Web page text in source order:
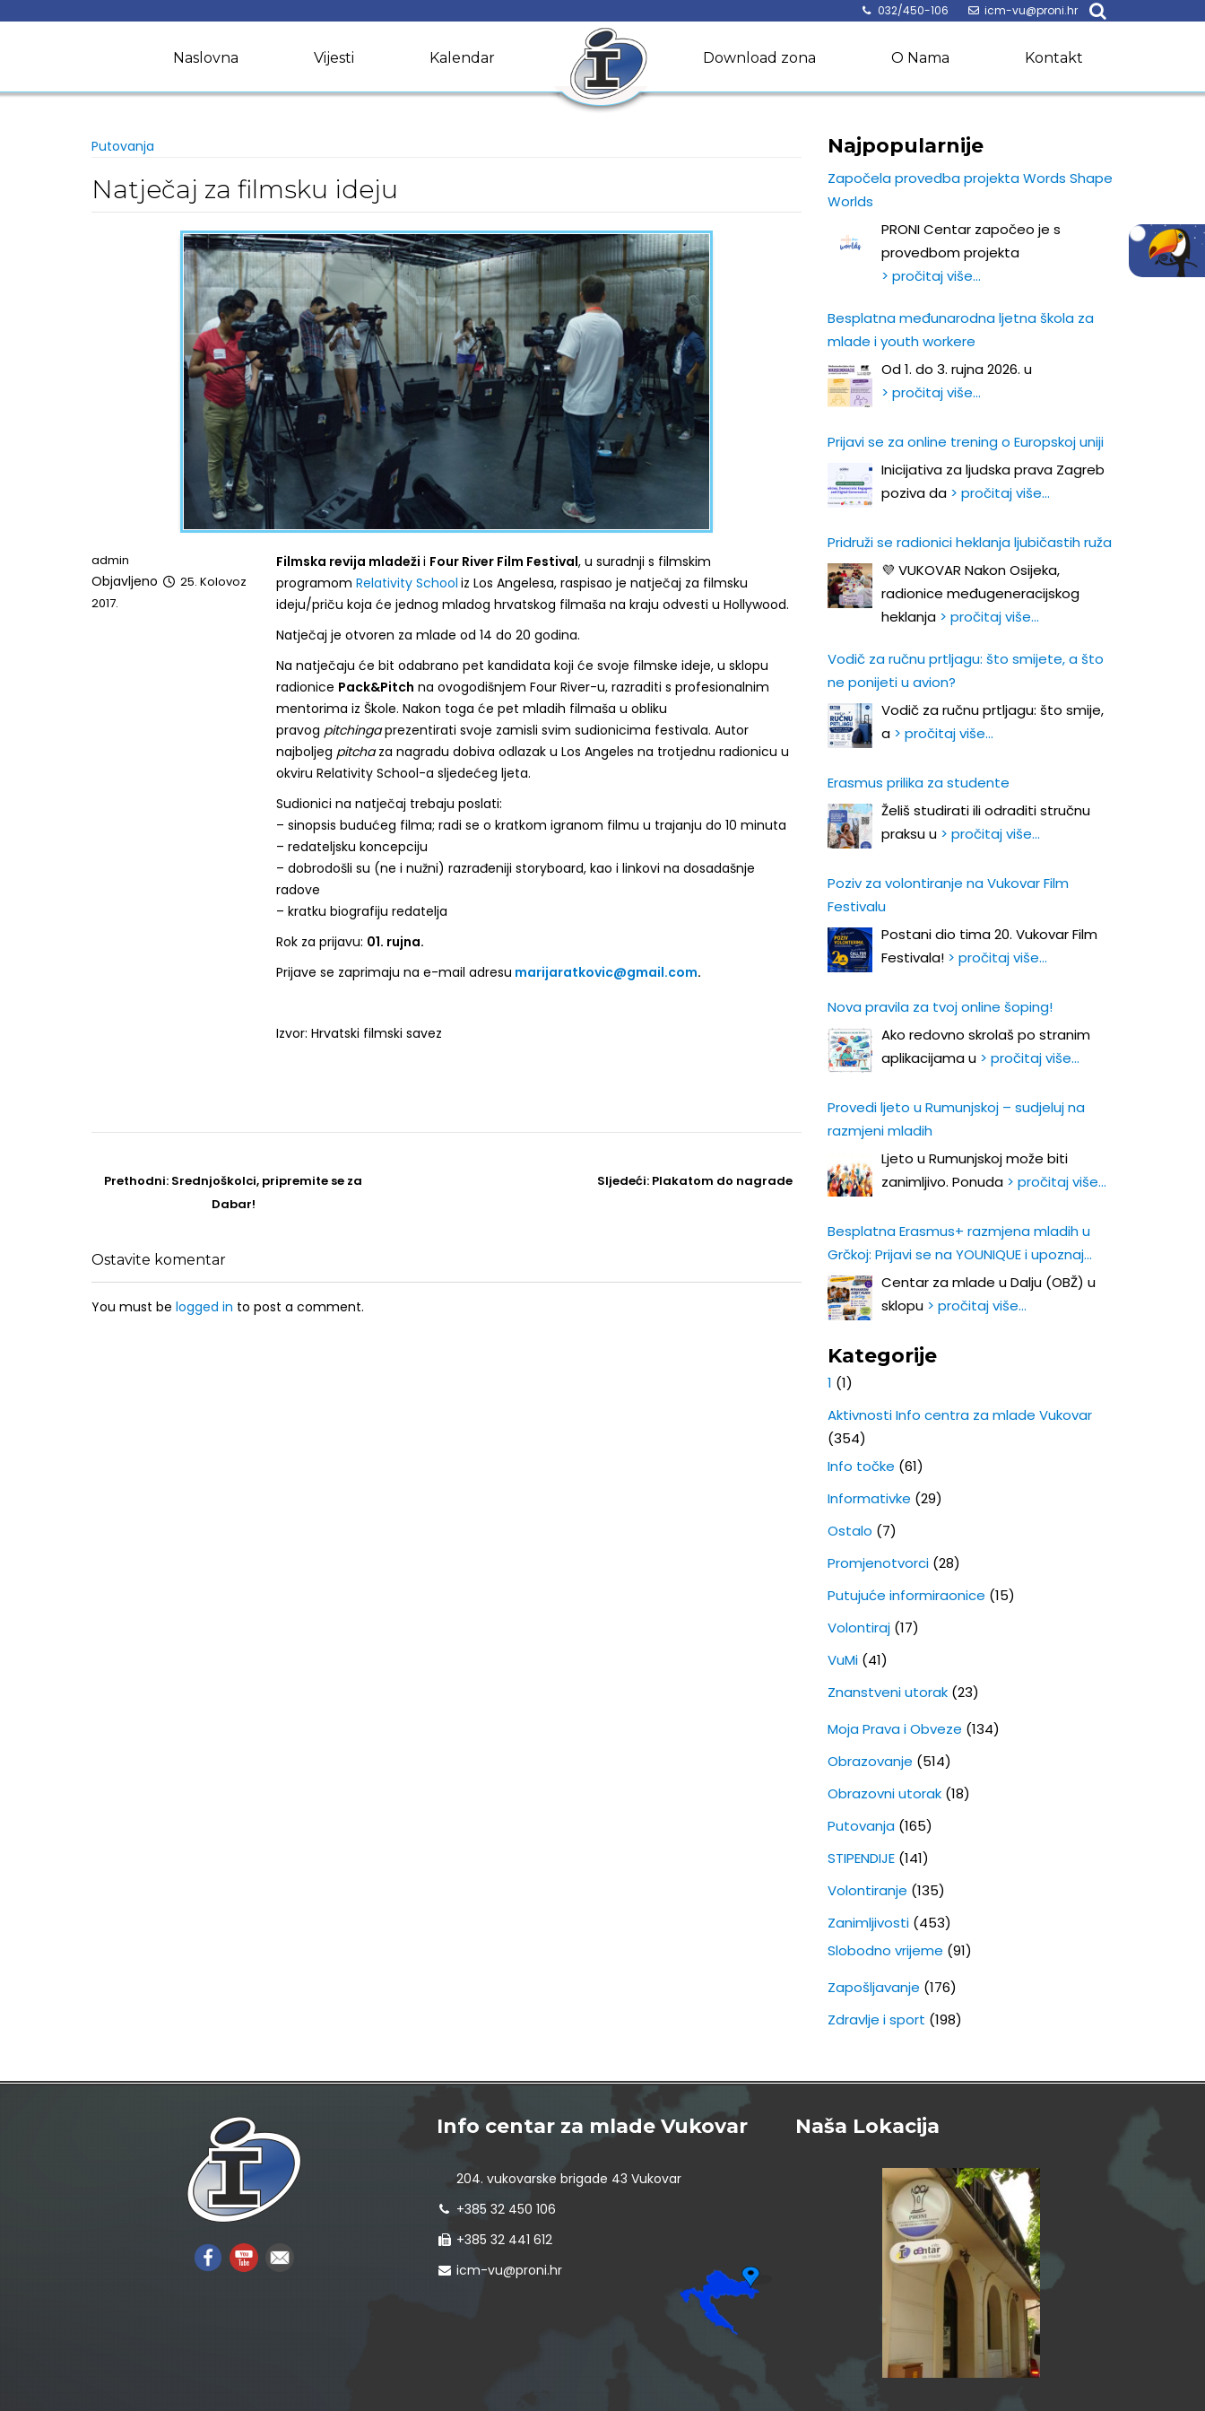
032/450-106 icm-vu@proni.hr
Naslovna Vijesti Kalendar Download zona O Nama Kontakt
Putovanja
Natječaj za filmsku ideju
Filmska revija mladeži i Four River Film Festival, u suradnji s filmskim
programom Relativity School iz Los Angelesa, raspisao je natječaj za filmsku
ideju/priču koja će jednog mladog hrvatskog filmaša na kraju odvesti u Hollywood.
Natječaj je otvoren za mlade od 14 do 20 godina.
Na natječaju će bit odabrano pet kandidata koji će svoje filmske ideje, u sklopu
radionice Pack&Pitch na ovogodišnjem Four River-u, razraditi s profesionalnim
mentorima iz Škole. Nakon toga će pet mladih filmaša u obliku
pravog pitchingaprezentirati svoje zamisli svim sudionicima festivala. Autor
najboljeg pitchaza nagradu dobiva odlazak u Los Angeles na trotjednu radionicu u
okviru Relativity School-a sljedećeg ljeta.
Sudionici na natječaj trebaju poslati:
– sinopsis budućeg filma; radi se o kratkom igranom filmu u trajanju do 10 minuta
– redateljsku koncepciju
– dobrodošli su (ne i nužni) razrađeniji storyboard, kao i linkovi na dosadašnje
radove
– kratku biografiju redatelja
Rok za prijavu: 01. rujna.
Prijave se zaprimaju na e-mail adresu marijaratkovic@gmail.com.
Izvor: Hrvatski filmski savez
admin
Objavljeno
25. Kolovoz
2017.
navigation
Prethodni: Prethodni
Srednjoškolci, pripremite se za
Dabar!
Sljedeći: Sljedeći
Plakatom do nagrade
Ostavite komentar
You must be logged in to post a comment.
Najpopularnije
Započela provedba projekta Words Shape
Worlds
PRONI Centar započeo je s
provedbom projekta
> pročitaj više…
Besplatna međunarodna ljetna škola za
mlade i youth workere
Od 1. do 3. rujna 2026. u
> pročitaj više…
Prijavi se za online trening o Europskoj uniji
Inicijativa za ljudska prava Zagreb
poziva da > pročitaj više…
Pridruži se radionici heklanja ljubičastih ruža
💜 VUKOVAR Nakon Osijeka,
radionice međugeneracijskog
heklanja > pročitaj više…
Vodič za ručnu prtljagu: što smijete, a što
ne ponijeti u avion?
Vodič za ručnu prtljagu: što smije,
a > pročitaj više…
Erasmus prilika za studente
Želiš studirati ili odraditi stručnu
praksu u > pročitaj više…
Poziv za volontiranje na Vukovar Film
Festivalu
Postani dio tima 20. Vukovar Film
Festivala! > pročitaj više…
Nova pravila za tvoj online šoping!
Ako redovno skrolaš po stranim
aplikacijama u > pročitaj više…
Provedi ljeto u Rumunjskoj – sudjeluj na
razmjeni mladih
Ljeto u Rumunjskoj može biti
zanimljivo. Ponuda > pročitaj više…
Besplatna Erasmus+ razmjena mladih u
Grčkoj: Prijavi se na YOUNIQUE i upoznaj
Europu iz prve ruke!
Centar za mlade u Dalju (OBŽ) u
sklopu > pročitaj više…
Kategorije
1 (1)
Aktivnosti Info centra za mlade Vukovar
(354)
Info točke (61)
Informativke (29)
Ostalo (7)
Promjenotvorci(28)
Putujuće informiraonice (15)
Volontiraj(17)
VuMi(41)
Znanstveni utorak(23)
Moja Prava i Obveze (134)
Obrazovanje (514)
Obrazovni utorak(18)
Putovanja(165)
STIPENDIJE(141)
Volontiranje (135)
Zanimljivosti(453)
Slobodno vrijeme (91)
Zapošljavanje (176)
Zdravlje i sport (198)
Info centar za mlade Vukovar
204. vukovarske brigade 43 Vukovar
+385 32 450 106
+385 32 441 612
icm-vu@proni.hr
Naša Lokacija